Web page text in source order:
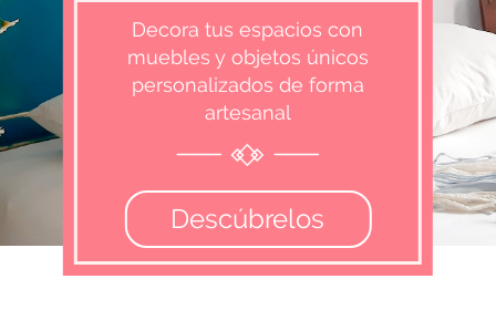
Decora tus espacios con
muebles y objetos únicos
personalizados de forma
artesanal
Descúbrelos